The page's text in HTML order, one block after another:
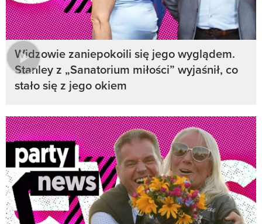
Widzowie zaniepokoili się jego wyglądem.
Stanley z „Sanatorium miłości” wyjaśnił, co
stało się z jego okiem